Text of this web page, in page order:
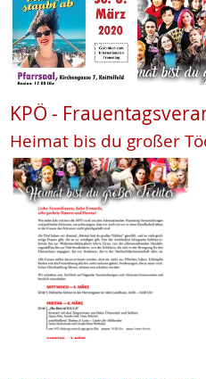
KPÖ -
Heimat bis du großer